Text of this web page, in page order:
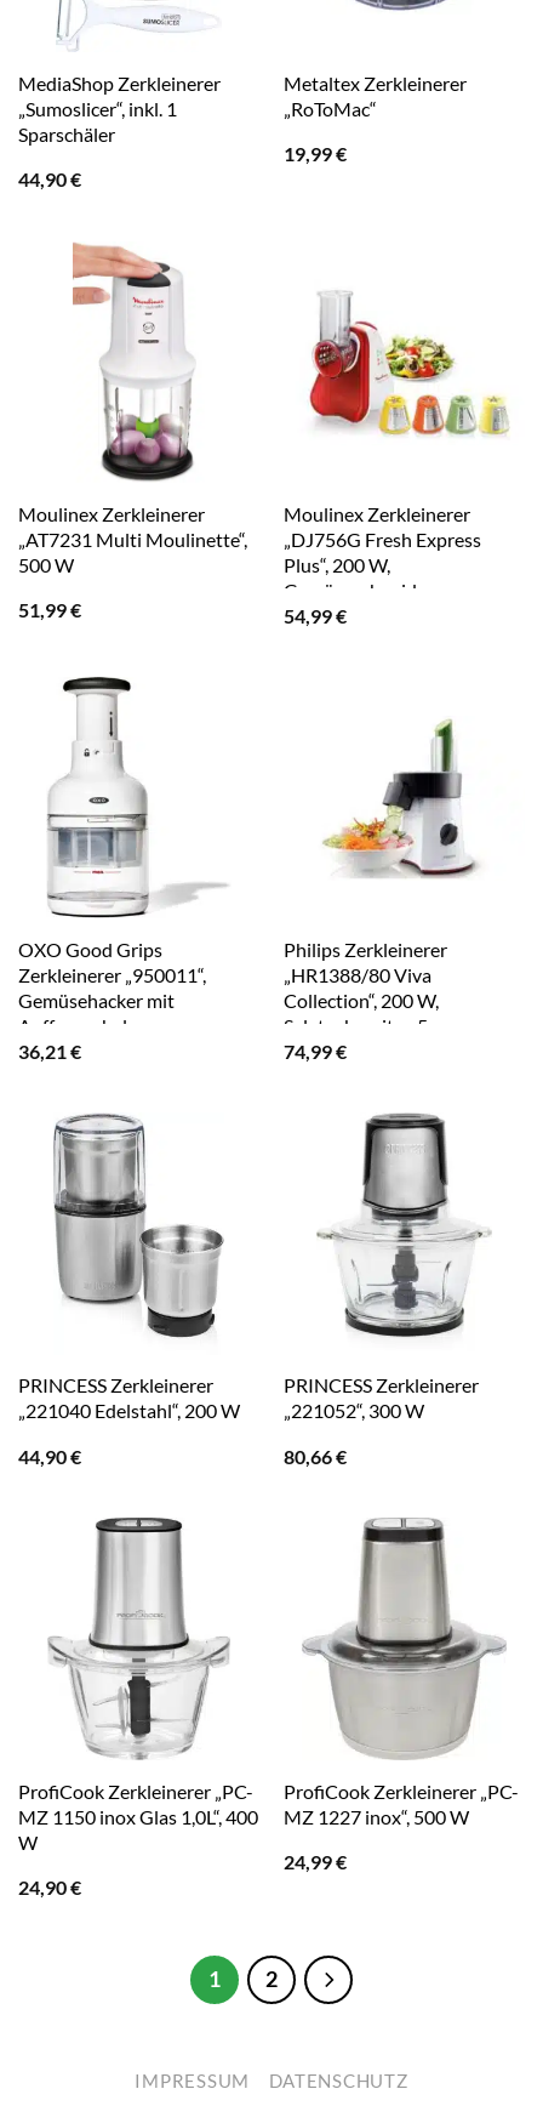
MediaShop Zerkleinerer
„Sumoslicer“, inkl. 1
Sparschäler
44,90€
Metaltex Zerkleinerer
„RoToMac“
19,99€
Moulinex Zerkleinerer
„AT7231 Multi Moulinette“,
500 W
51,99€
Moulinex Zerkleinerer
„DJ756G Fresh Express
Plus“, 200 W,
Gemüseschneider,
Gemüsehobel, 5 Einsätze
54,99€
OXO Good Grips
Zerkleinerer „950011“,
Gemüsehacker mit
Auffangschale
36,21€
Philips Zerkleinerer
„HR1388/80 Viva
Collection“, 200 W,
Salatzubereiter, 5
Edelstahlscheiben
74,99€
PRINCESS Zerkleinerer
„221040 Edelstahl“, 200 W
44,90€
PRINCESS Zerkleinerer
„221052“, 300 W
80,66€
ProfiCook Zerkleinerer „PC-
MZ 1150 inox Glas 1,0L“, 400
W
24,90€
ProfiCook Zerkleinerer „PC-
MZ 1227 inox“, 500 W
24,99€
1 2
IMPRESSUM DATENSCHUTZ